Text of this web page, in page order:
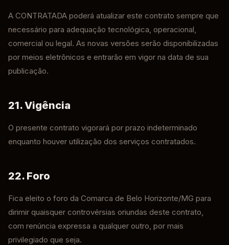
A CONTRATADA poderá atualizar este contrato sempre que
necessário para adequação tecnológica, operacional,
comercial ou legal. As novas versões serão disponibilizadas
por meios eletrônicos e entrarão em vigor na data de sua
publicação.
21. Vigência
O presente contrato vigorará por prazo indeterminado
enquanto houver utilização dos serviços contratados.
22. Foro
Fica eleito o foro da Comarca de Belo Horizonte/MG para
dirimir quaisquer controvérsias oriundas deste contrato,
com renúncia expressa a qualquer outro, por mais
privilegiado que seja.